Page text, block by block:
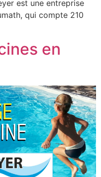
est une entreprise
qui compte 210
en